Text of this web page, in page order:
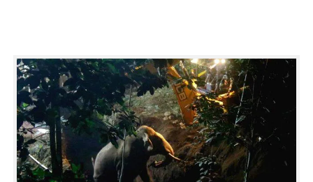
ZOOM
CONTACT US